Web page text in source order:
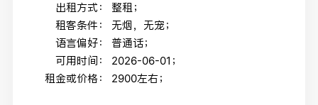
出租方式：
整租；
租客条件：
无烟，无宠；
语言偏好：
普通话；
可用时间：
2026-06-01；
租金或价格：
2900左右；